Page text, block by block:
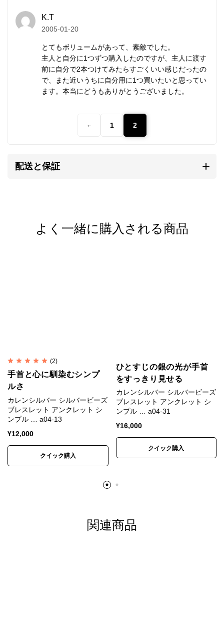
自然と共存する彼らの作るものには、身近に暮らす動
植物や生活道具などを象ったモチーフが多く見られま
そこには自然を畏れ敬うアニミズムの思想が流れてい
カレンシルバーの銀純度
純銀では傷がつきやすく装飾品に向かないため、耐久
ます。
紐
シルバービーズの内径とほぼ同じ直径の木綿紐を用い
ることでシルバービーズがガタつくことなく、なめら
かで自然なラインを描きます。
しっかり編まれた日本製の芯入り木綿紐を使用してい
るので強度も十分です。
K.T
2005-01-20
とてもボリュームがあって、素敵でした。
主人と自分に1つずつ購入したのですが、主人に渡す
前に自分で2本つけてみたらすごくいい感じだったの
で、また近いうちに自分用に1つ買いたいと思ってい
ます。本当にどうもありがとうございました。
← 1 2
配送と保証
よく一緒に購入される商品
(2)
手首と心に馴染むシンプ
ルさ
カレンシルバー シルバービーズ
ブレスレット アンクレット シ
ンプル … a04-13
¥12,000
クイック購入
ひとすじの銀の光が手首
をすっきり見せる
カレンシルバー シルバービーズ
ブレスレット アンクレット シ
ンプル … a04-31
¥16,000
クイック購入
関連商品